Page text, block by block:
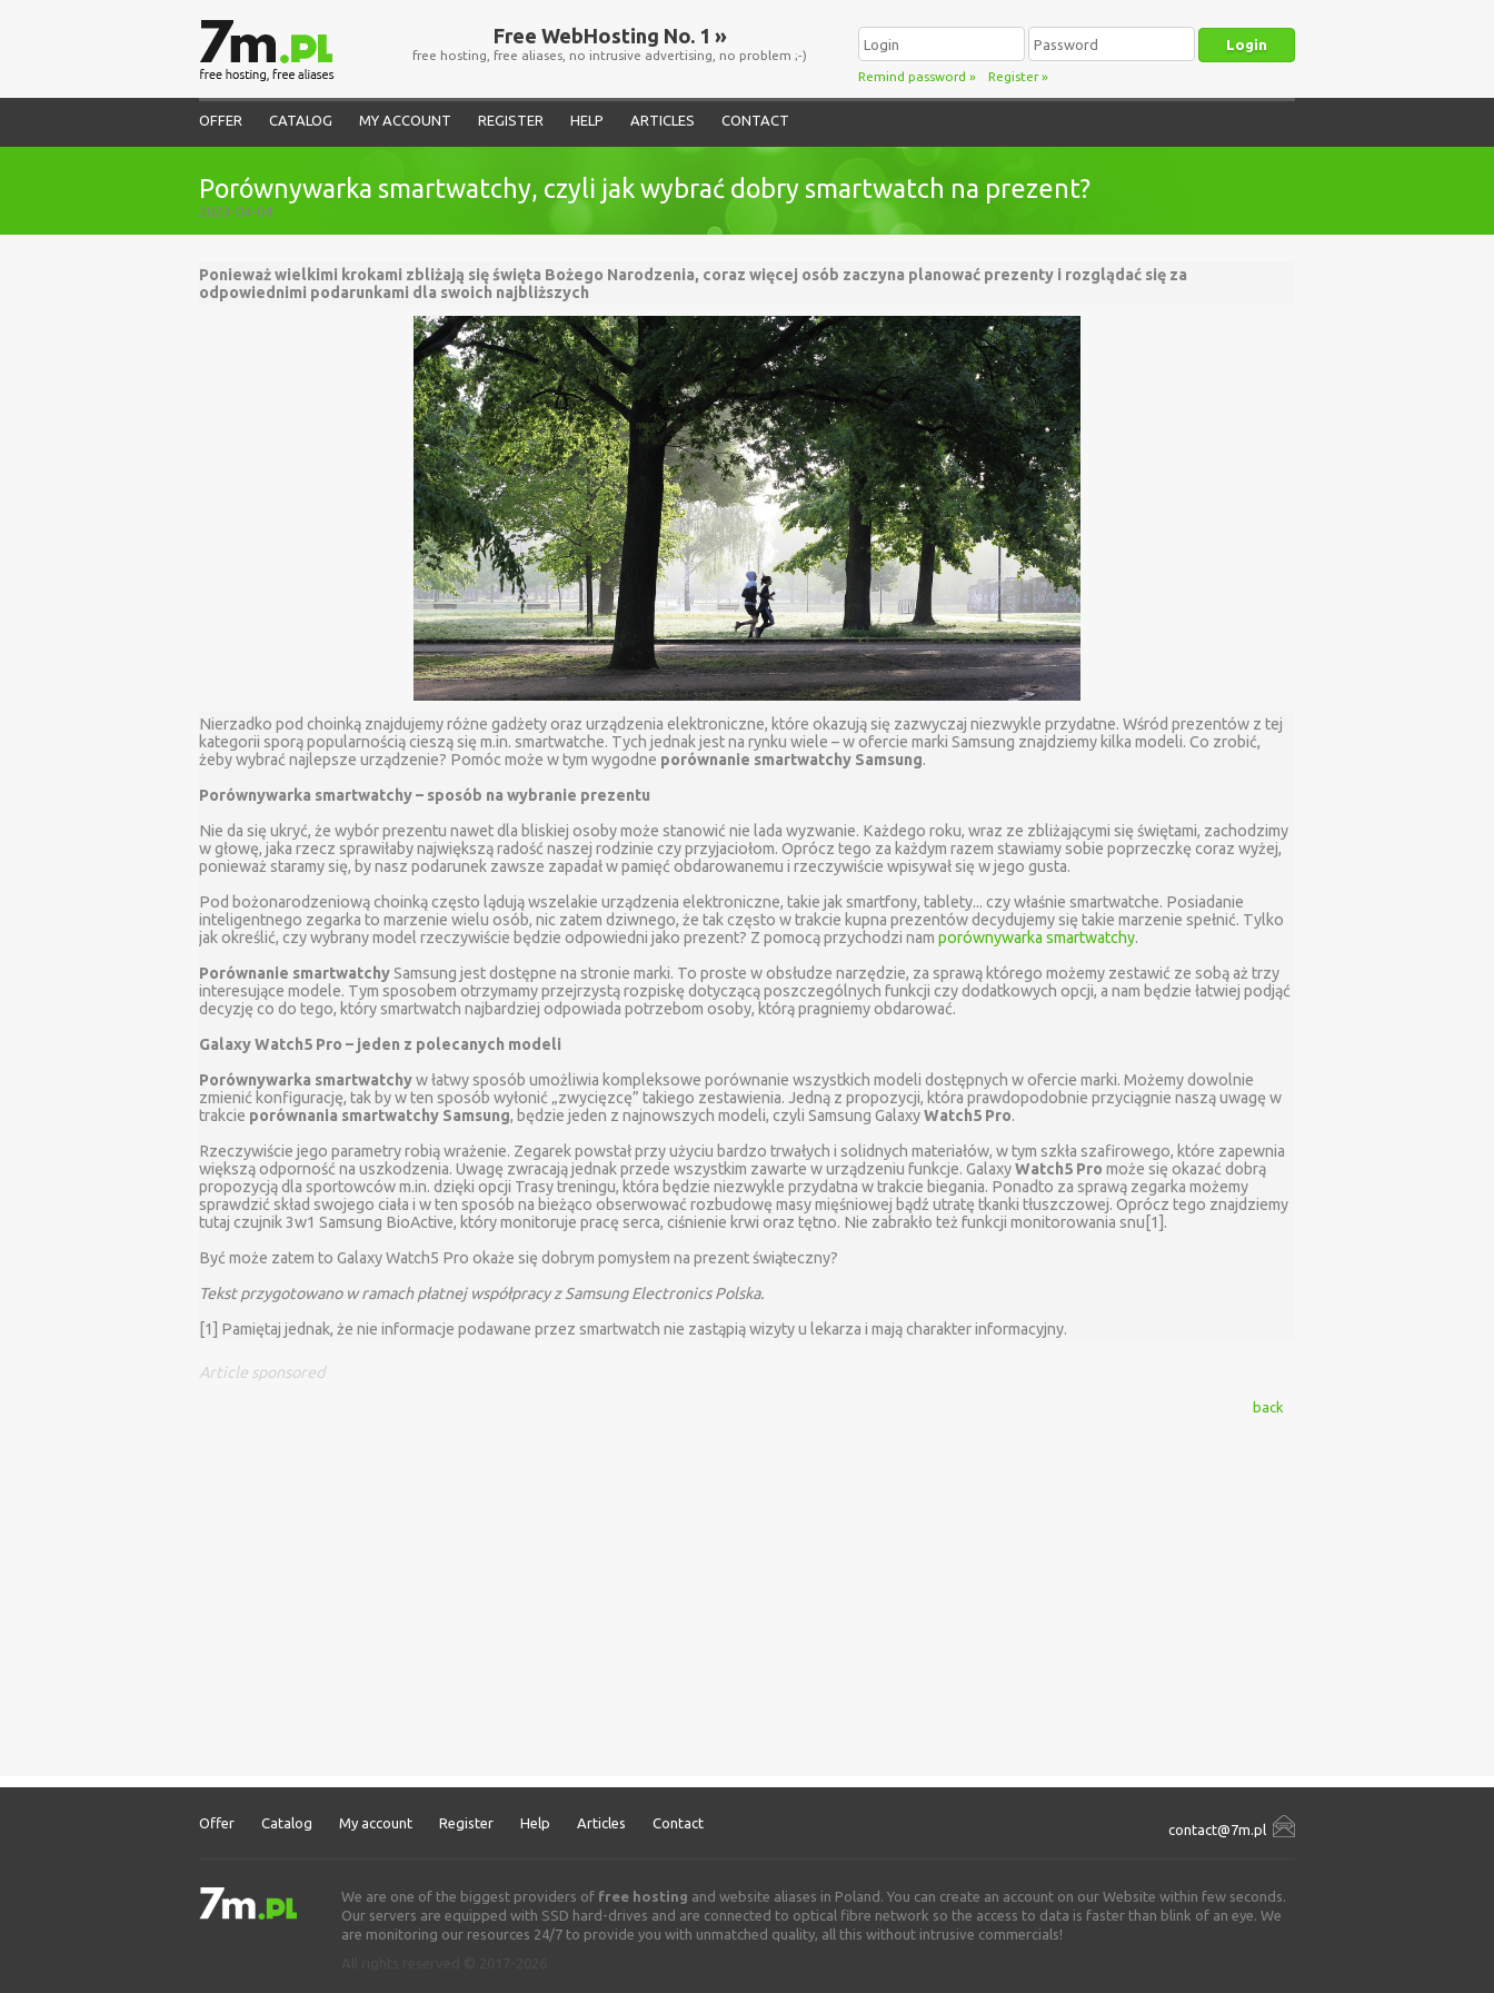
Free WebHosting No. 1 »
free hosting, free aliases, no intrusive advertising, no problem ;-)
Remind password » Register»
OFFER CATALOG MY ACCOUNT REGISTER HELP ARTICLES CONTACT
Porównywarka smartwatchy, czyli jak wybrać dobry smartwatch na prezent?
2023-04-04
Ponieważ wielkimi krokami zbliżają się święta Bożego Narodzenia, coraz więcej osób zaczyna planować prezenty i rozglądać się za
odpowiednimi podarunkami dla swoich najbliższych
Nierzadko pod choinką znajdujemy różne gadżety oraz urządzenia elektroniczne, które okazują się zazwyczaj niezwykle przydatne. Wśród prezentów z tej
kategorii sporą popularnością cieszą się m.in. smartwatche. Tych jednak jest na rynku wiele – w ofercie marki Samsung znajdziemy kilka modeli. Co zrobić,
żeby wybrać najlepsze urządzenie? Pomóc może w tym wygodne porównanie smartwatchy Samsung.
Porównywarka smartwatchy – sposób na wybranie prezentu
Nie da się ukryć, że wybór prezentu nawet dla bliskiej osoby może stanowić nie lada wyzwanie. Każdego roku, wraz ze zbliżającymi się świętami, zachodzimy
w głowę, jaka rzecz sprawiłaby największą radość naszej rodzinie czy przyjaciołom. Oprócz tego za każdym razem stawiamy sobie poprzeczkę coraz wyżej,
ponieważ staramy się, by nasz podarunek zawsze zapadał w pamięć obdarowanemu i rzeczywiście wpisywał się w jego gusta.
Pod bożonarodzeniową choinką często lądują wszelakie urządzenia elektroniczne, takie jak smartfony, tablety... czy właśnie smartwatche. Posiadanie
inteligentnego zegarka to marzenie wielu osób, nic zatem dziwnego, że tak często w trakcie kupna prezentów decydujemy się takie marzenie spełnić. Tylko
jak określić, czy wybrany model rzeczywiście będzie odpowiedni jako prezent? Z pomocą przychodzi nam porównywarka smartwatchy.
Porównanie smartwatchySamsung jest dostępne na stronie marki. To proste w obsłudze narzędzie, za sprawą którego możemy zestawić ze sobą aż trzy
interesujące modele. Tym sposobem otrzymamy przejrzystą rozpiskę dotyczącą poszczególnych funkcji czy dodatkowych opcji, a nam będzie łatwiej podjąć
decyzję co do tego, który smartwatch najbardziej odpowiada potrzebom osoby, którą pragniemy obdarować.
Galaxy Watch5 Pro – jeden z polecanych modeli
Porównywarka smartwatchyw łatwy sposób umożliwia kompleksowe porównanie wszystkich modeli dostępnych w ofercie marki. Możemy dowolnie
zmienić konfigurację, tak by w ten sposób wyłonić „zwycięzcę” takiego zestawienia. Jedną z propozycji, która prawdopodobnie przyciągnie naszą uwagę w
trakcie porównania smartwatchy Samsung, będzie jeden z najnowszych modeli, czyli Samsung GalaxyWatch5 Pro.
Rzeczywiście jego parametry robią wrażenie. Zegarek powstał przy użyciu bardzo trwałych i solidnych materiałów, w tym szkła szafirowego, które zapewnia
większą odporność na uszkodzenia. Uwagę zwracają jednak przede wszystkim zawarte w urządzeniu funkcje. GalaxyWatch5 Pro może się okazać dobrą
propozycją dla sportowców m.in. dzięki opcji Trasy treningu, która będzie niezwykle przydatna w trakcie biegania. Ponadto za sprawą zegarka możemy
sprawdzić skład swojego ciała i w ten sposób na bieżąco obserwować rozbudowę masy mięśniowej bądź utratę tkanki tłuszczowej. Oprócz tego znajdziemy
tutaj czujnik 3w1 Samsung BioActive, który monitoruje pracę serca, ciśnienie krwi oraz tętno. Nie zabrakło też funkcji monitorowania snu[1].
Być może zatem to Galaxy Watch5 Pro okaże się dobrym pomysłem na prezent świąteczny?
Tekst przygotowano w ramach płatnej współpracy z Samsung Electronics Polska.
[1] Pamiętaj jednak, że nie informacje podawane przez smartwatch nie zastąpią wizyty u lekarza i mają charakter informacyjny.
Article sponsored
back
Offer Catalog My account Register Help Articles Contact contact@7m.pl
We are one of the biggest providers of free hosting and website aliases in Poland. You can create an account on our Website within few seconds.
Our servers are equipped with SSD hard-drives and are connected to optical fibre network so the access to data is faster than blink of an eye. We
are monitoring our resources 24/7 to provide you with unmatched quality, all this without intrusive commercials!